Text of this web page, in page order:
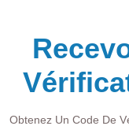
Obtenez Un Code De